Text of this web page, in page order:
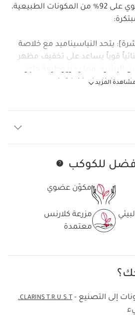
المزيد
مجدد لخلايا البشرة، يحتوي على 92% من المكونات الطبيعية،
يتحد النياسيناميد مع خلاصة
قوياً يساعد على تخفيف مظهر
سن البشرة. مما يعزز وظيفة حاجز
ويحافظ على نضارتها.
بالنضارة وأكثر نعومة، ومرطبة
تخط إلى المحتوى للكوكب
مكوّن عضوي
مزرعة كلارنس
معتمدة
إلى التصنيع - CLARINS T.R.U.S.T.